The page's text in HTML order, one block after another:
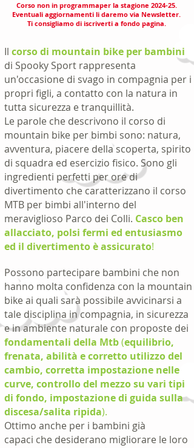
Corso non in programmaper la stagione 2024-25.
Eventuali aggiornamenti li daremo via Newsletter.
Ti consigliamo di iscriverti a fondo pagina.
Il corso di mountain bike per bambini
di Spooky Sport rappresenta
un'occasione di svago in compagnia per i
propri figli, a contatto con la natura in
tutta sicurezza e tranquillità.
Le parole che descrivono il corso di
mountain bike per bimbi sono: natura,
avventura, piacere della scoperta, spirito
di squadra ed esercizio fisico. Sono gli
ingredienti perfetti per ore di
divertimento che caratterizzano il corso
MTB per bimbi all'interno del
meraviglioso Parco dei Colli. Casco ben
allacciato, polsi fermi ed entusiasmo
ed il divertimento è assicurato!
Possono partecipare bambini che non
hanno molta confidenza con la mountain
bike ai quali sarà possibile avvicinarsi a
tale disciplina in compagnia, in sicurezza
e in ambiente naturale con proposte dei
fondamentali della Mtb(equilibrio,
frenata, abilità e corretto utilizzo del
cambio, corretta impostazione nelle
curve, controllo del mezzo su vari tipi
di fondo, impostazione di guida sulla
discesa/salita ripida).
Ottimo anche per i bambini già
capaci che desiderano migliorare le loro